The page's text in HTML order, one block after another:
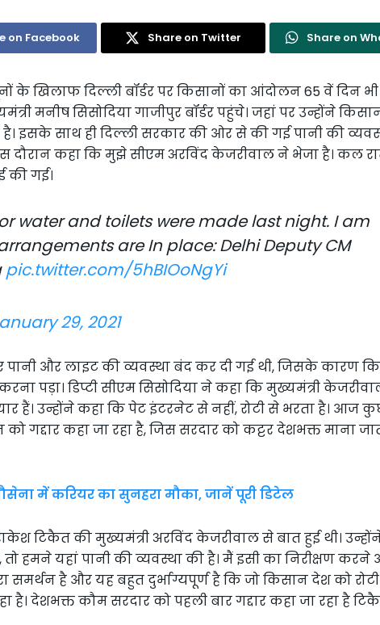
on Facebook Share on Twitter Share on
के खिलाफ दिल्ली बॉर्डर पर किसानों का आंदोलन 65 वें दिन भी
मनीष सिसोदिया गाजीपुर बॉर्डर पहुंचे। जहां पर उन्होंने
इसके साथ ही दिल्ली सरकार की ओर से की गई पानी की
दौरान कहा कि मुझे सीएम अरविंद केजरीवाल ने भेजा है। कल
की गई।
water and toilets were made last night. I am
are In place: Delhi Deputy CM
pic.twitter.com/5hBIOoNgYi
29, 2021
पानी और लाइट की व्यवस्था बंद कर दी गई थी, जिसके कारण
पड़ा। डिप्टी सीएम सिसोदिया ने कहा कि मुख्यमंत्री
हैं। उन्होंने कहा कि पेट इंटरनेट से नहीं, रोटी से भरता है। आज
गद्दार कहा जा रहा है, जिस सरदार को कट्टर देशभक्त माना
में करियर का सुनहरा मौका, जानें पूरी डिटेल
टिकैत की मुख्यमंत्री अरविंद केजरीवाल से बात हुई थी।
तो हमने यहां पानी की व्यवस्था की है। मैं इसी का निरीक्षण करने
समर्थन है और यह बहुत दुर्भाग्यपूर्ण है कि जो किसान देश को
देशभक्त कौम सरदार को पहली बार गद्दार कहा जा रहा है